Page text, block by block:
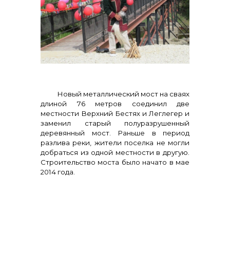
контакты отдела закупок
+7 (423) 234 50 50
info@vostokcement.ru
Новый металлический мост на сваях
длиной 76 метров соединил две
местности Верхний Бестях и Леглегер и
заменил старый полуразрушенный
деревянный мост. Раньше в период
разлива реки, жители поселка не могли
добраться из одной местности в другую.
Строительство моста было начато в мае
2014 года.